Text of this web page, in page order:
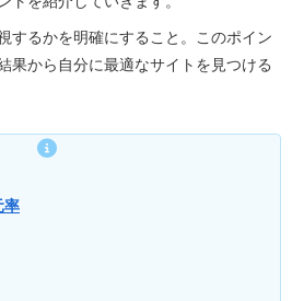
するかを明確にすること。このポイン
果から自分に最適なサイトを見つける
率